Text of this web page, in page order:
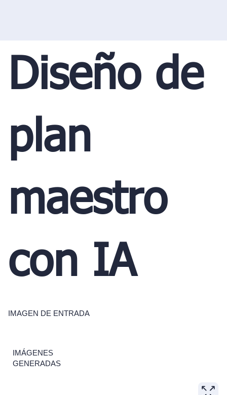
Diseño de
plan
maestro
con IA
IMAGEN DE ENTRADA
IMÁGENES
GENERADAS